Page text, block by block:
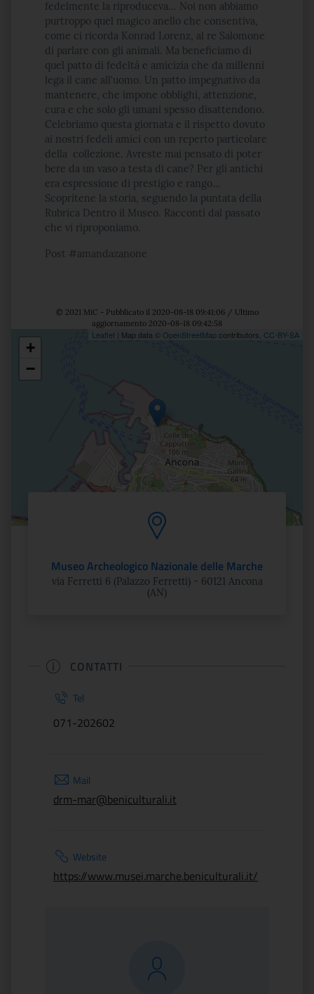
fedelmente la riproduceva... Noi non abbiamo
purtroppo quel magico anello che consentiva,
come ci ricorda Konrad Lorenz, al re Salomone
di parlare con gli animali. Ma beneficiamo di
quel patto di fedeltà e amicizia che da millenni
lega il cane all'uomo. Un patto impegnativo da
mantenere, che impone obblighi, attenzione,
cura e che solo gli umani spesso disattendono.
Celebriamo questa giornata e il rispetto dovuto
ai nostri fedeli amici con un reperto particolare
della collezione. Avreste mai pensato di poter
bere da un vaso a testa di cane? Per gli antichi
era espressione di prestigio e rango…
Scopritene la storia, seguendo la puntata della
Rubrica Dentro il Museo. Racconti dal passato
che vi riproponiamo.
Post #amandazanone
© 2021 MiC - Pubblicato il 2020-08-18 09:41:06 / Ultimo
aggiornamento 2020-08-18 09:42:58
Posizione
+
−
Leaflet | Map data © OpenStreetMap contributors, CC-BY-SA
Museo Archeologico Nazionale delle Marche
via Ferretti 6 (Palazzo Ferretti) - 60121 Ancona
(AN)
CONTATTI
Tel
071-202602
Mail
drm-mar@beniculturali.it
Website
https://www.musei.marche.beniculturali.it/